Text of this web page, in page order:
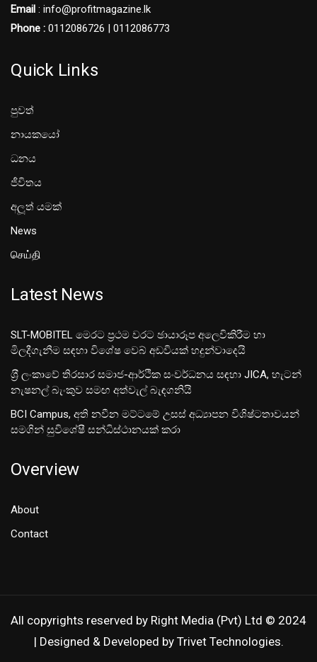
Email : info@profitmagazine.lk
Phone : 0112086726 | 0112086773
Quick Links
පුවත්
නායකයෝ
ධනය
ජීවිතය
අලූත් යමක්
News
செய்தி
Latest News
SLT-MOBITEL මෙරට ප්‍රථම වරට ඡායාරූප අලෙවිකිරීම හා
මිලදීගැනීම සඳහා විශේෂ වෙබ් අඩවියක් හදුන්වාදෙයි
ශ‍්‍රී ලංකාවේ තිරසාර සමාජ-ආර්ථික සංවර්ධනය සඳහා JICA, හැටන්
නැෂනල් බැංකුව සමඟ අත්වැල් බැඳගනියි
BCI Campus, අති නවීන මට්ටමේ උසස් අධ්‍යාපන විශිෂ්ටතාවයන්
සමගින් සුවිශේෂී සන්ධිස්ථානයක් කරා
Overview
About
Contact
All copyrights reserved by Right Media (Pvt) Ltd © 2024
| Designed & Developed by Trivet Technologies.